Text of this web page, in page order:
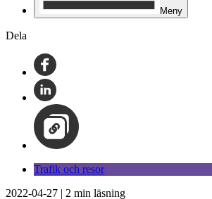
Meny
Dela
Trafik och resor
2022-04-27 | 2 min läsning